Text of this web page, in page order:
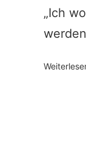
„Ich